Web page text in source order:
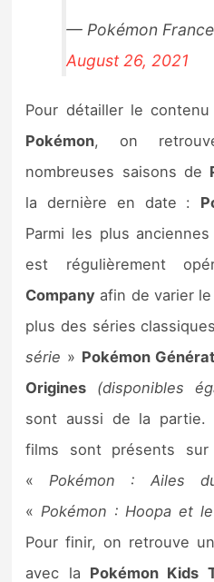
— Pokémon France
August 26, 2021
Pour détailler le
Pokémon, on
nombreuses saisons de
la dernière en date :
Parmi les plus
est régulièrement
Company afin de varier
plus des séries
série » Pokémon
Origines
(disponibles
sont aussi de la partie.
films sont présents sur
« Pokémon : Ailes
« Pokémon : Hoopa et
Pour finir, on retrouve
avec la Pokémon Kids